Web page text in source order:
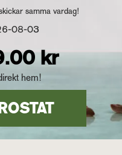
samma vardag!
08-03
kr
hem!